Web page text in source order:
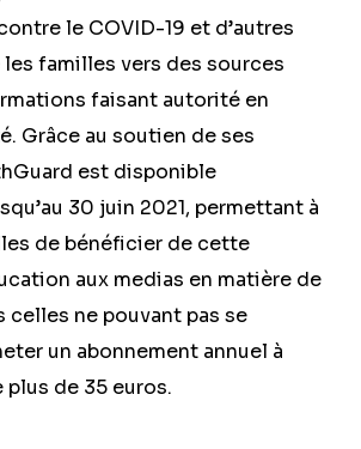
le COVID-19 et d’autres
familles vers des sources
faisant autorité en
Grâce au soutien de ses
est disponible
30 juin 2021, permettant à
de bénéficier de cette
aux medias en matière de
celles ne pouvant pas se
un abonnement annuel à
plus de 35 euros.